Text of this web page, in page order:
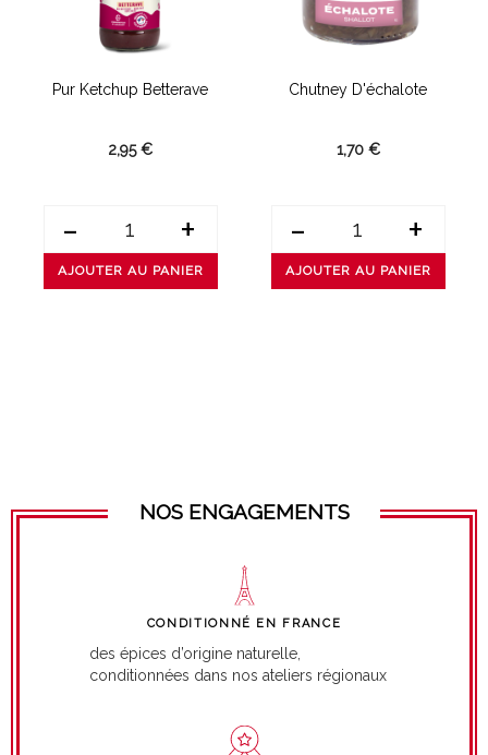
Pur Ketchup Betterave
2,95 €
- +
AJOUTER AU PANIER
Chutney D'échalote
1,70 €
- +
AJOUTER AU PANIER
NOS ENGAGEMENTS
CONDITIONNÉ EN FRANCE
des épices d’origine naturelle,
conditionnées dans nos ateliers régionaux